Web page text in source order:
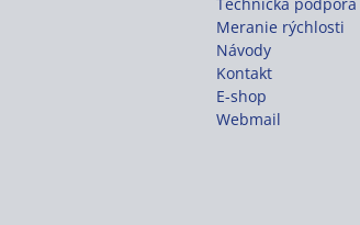
Meranie rýchlosti
Návody
Kontakt
E-shop
Webmail